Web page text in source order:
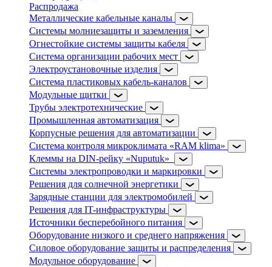
Распродажа
Металлические кабельные каналы
Системы молниезащиты и заземления
Огнестойкие системы защиты кабеля
Система организации рабочих мест
Электроустановочные изделия
Система пластиковых кабель-каналов
Модульные щитки
Трубы электротехнические
Промышленная автоматизация
Корпусные решения для автоматизации
Система контроля микроклимата «RAM klima»
Клеммы на DIN-рейку «Nuputuk»
Системы электропроводки и маркировки
Решения для солнечной энергетики
Зарядные станции для электромобилей
Решения для IT-инфраструктуры
Источники бесперебойного питания
Оборудование низкого и среднего напряжения
Силовое оборудование защиты и распределения
Модульное оборудование